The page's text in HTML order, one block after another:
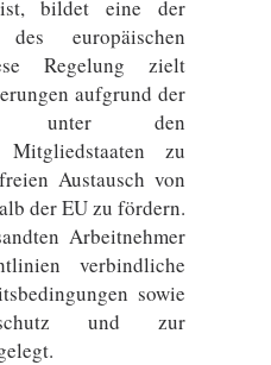
bildet eine der
europäischen
Regelung zielt
aufgrund der
unter den
zu
Austausch von
der EU zu fördern.
Arbeitnehmer
verbindliche
sowie
und zur